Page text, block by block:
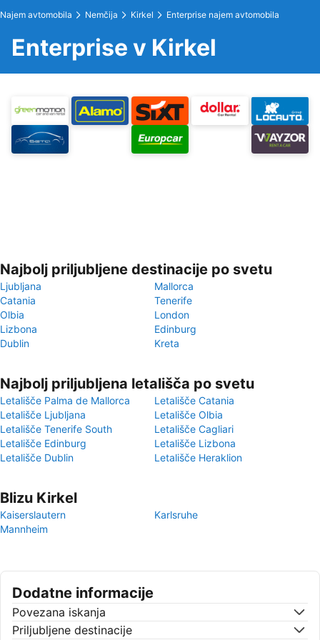
Najem avtomobila Nemčija Kirkel Enterprise najem avtomobila
Enterprise v Kirkel
Najbolj priljubljene destinacije po svetu
Ljubljana
Mallorca
Catania
Tenerife
Olbia
London
Lizbona
Edinburg
Dublin
Kreta
Najbolj priljubljena letališča po svetu
Letališče Palma de Mallorca
Letališče Catania
Letališče Ljubljana
Letališče Olbia
Letališče Tenerife South
Letališče Cagliari
Letališče Edinburg
Letališče Lizbona
Letališče Dublin
Letališče Heraklion
Blizu Kirkel
Kaiserslautern
Karlsruhe
Mannheim
Dodatne informacije
Povezana iskanja
Priljubljene destinacije